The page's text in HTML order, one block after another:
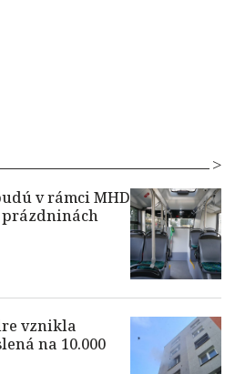
v rámci MHD
vznikla
na 10.000